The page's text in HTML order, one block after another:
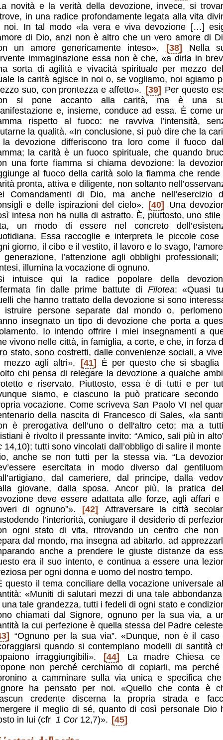
novità e la verità della devozione, invece, si
in una radice profondamente legata alla vita
noi. In tal modo «la vera e viva devozione […]
di Dio, anzi non è altro che un vero amore di
un amore genericamente inteso».
[38]
Nella
immaginazione essa non è che, «a dirla in
sorta di agilità e vivacità spirituale per mezzo
la carità agisce in noi o, se vogliamo, noi agiamo
suo, con prontezza e affetto». [39] Per questo
si pone accanto alla carità, ma è una
e, insieme, conduce ad essa. È come
rispetto al fuoco: ne ravviva l’intensità,
la qualità. «In conclusione, si può dire che la
devozione differiscono tra loro come il fuoco
la carità è un fuoco spirituale, che quando
una forte fiamma si chiama devozione: la
al fuoco della carità solo la fiamma che rende
pronta, attiva e diligente, non soltanto
Comandamenti di Dio, ma anche nell’esercizio
e delle ispirazioni del cielo». [40] Una
intesa non ha nulla di astratto. È, piuttosto, uno stile
un modo di essere nel concreto
Essa raccoglie e interpreta le piccole cose
giorno, il cibo e il vestito, il lavoro e lo svago,
generazione, l’attenzione agli obblighi professionali;
illumina la vocazione di ognuno.
intuisce qui la radice popolare della
fin dalle prime battute di Filotea: «Quasi
che hanno trattato della devozione si sono
istruire persone separate dal mondo o,
insegnato un tipo di devozione che porta a
Io intendo offrire i miei insegnamenti a
vivono nelle città, in famiglia, a corte, e che, in forza
stato, sono costretti, dalle convenienze sociali, a
mezzo agli altri».
[41] È per questo che si sbaglia
chi pensa di relegare la devozione a qualche
e riservato. Piuttosto, essa è di tutti e per
siamo, e ciascuno la può praticare secondo
vocazione. Come scriveva San Paolo VI nel
della nascita di Francesco di Sales, «la
è prerogativa dell’uno o dell'altro ceto; ma a
è rivolto il pressante invito: “Amico, sali più in
14,10); tutti sono vincolati dall’obbligo di salire il monte
anche se non tutti per la stessa via. “La
esercitata in modo diverso dal
dal cameriere, dal principe, dalla
giovane, dalla sposa. Ancor più, la pratica
deve essere adattata alle forze, agli affari e
di ognuno”».
[42]
Attraversare la città
l’interiorità, coniugare il desiderio di
ogni stato di vita, ritrovando un centro che non
dal mondo, ma insegna ad abitarlo, ad
anche a prendere le giuste distanze da
era il suo intento, e continua a essere una
per ogni donna e uomo del nostro tempo.
questo il tema conciliare della vocazione universale
«Muniti di salutari mezzi di una tale
una tale grandezza, tutti i fedeli di ogni stato e
chiamati dal Signore, ognuno per la sua via, a
la cui perfezione è quella stessa del Padre
“Ognuno per la sua via”. «Dunque, non è il caso
quando si contemplano modelli di santità
irraggiungibili».
[44]
La madre Chiesa
non perché cerchiamo di copiarli, ma perché
a camminare sulla via unica e specifica
ha pensato per noi. «Quello che conta è
credente discerna la propria strada e
il meglio di sé, quanto di così personale Dio
in lui (cfr 1 Cor12,7)». [45]